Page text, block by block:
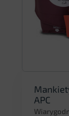
APC